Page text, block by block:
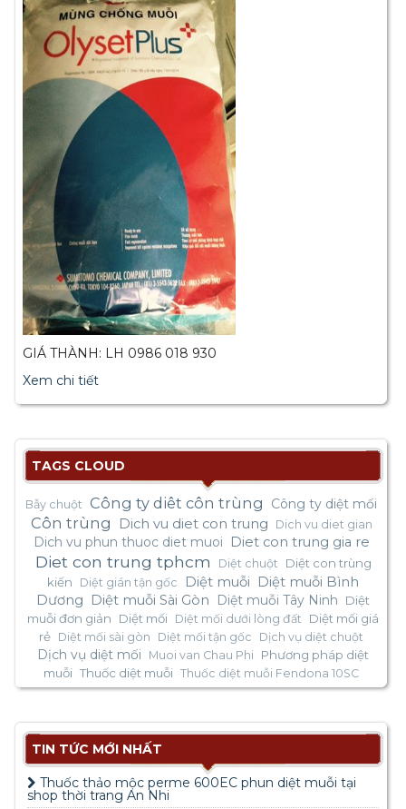
GIÁ THÀNH: LH 0986 018 930
Xem chi tiết
TAGS CLOUD
Bẫy chuột Công ty diêt côn trùng Công ty diệt mối
Côn trùng Dich vu diet con trung Dich vu diet gian
Dich vu phun thuoc diet muoi Diet con trung gia re
Diet con trung tphcm Diệt chuột
Diệt con trùng
kiến
Diệt gián tận gốc Diệt muỗi
Diệt muỗi Bình
Dương
Diệt muỗi Sài Gòn Diệt muỗi Tây Ninh
Diệt
muỗi đơn giản
Diệt mối Diệt mối dưới lòng đất
Diệt mối giá
rẻ Diệt mối sài gòn Diệt mối tận gốc Dịch vụ diệt chuột
Dịch vụ diệt mối Muoi van Chau Phi
Phương pháp diệt
muỗi Thuốc diệt muỗi Thuốc diệt muỗi Fendona 10SC
TIN TỨC MỚI NHẤT
Thuốc thảo mộc perme 600EC phun diệt muỗi tại
shop thời trang An Nhi